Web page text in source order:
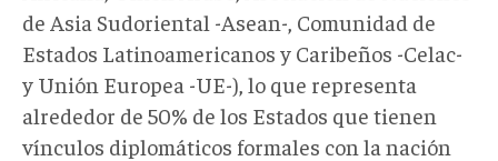
de Asia Sudoriental -Asean-, Comunidad de
Estados Latinoamericanos y Caribeños -Celac-
y Unión Europea -UE-), lo que representa
alrededor de 50% de los Estados que tienen
vínculos diplomáticos formales con la nación